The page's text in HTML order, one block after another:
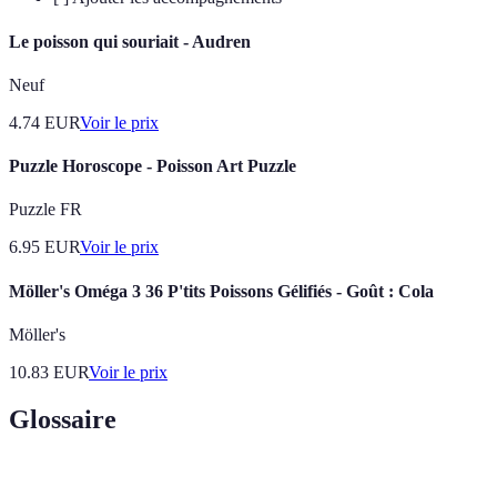
Le poisson qui souriait - Audren
Neuf
4.74 EURVoir le prix
Puzzle Horoscope - Poisson Art Puzzle
Puzzle FR
6.95 EURVoir le prix
Möller's Oméga 3 36 P'tits Poissons Gélifiés - Goût : Cola
Möller's
10.83 EURVoir le prix
Glossaire